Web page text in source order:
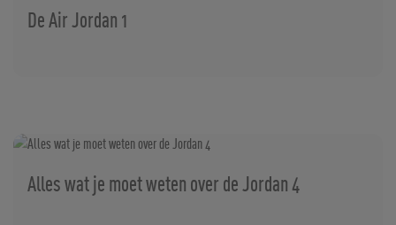
De Air Jordan 1
Alles wat je moet weten over de Jordan 4